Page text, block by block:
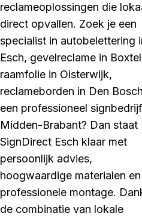
reclameoplossingen die
direct opvallen. Zoek je een
specialist in autobelettering
Esch, gevelreclame in
raamfolie in Oisterwijk,
reclameborden in Den
een professioneel
Midden-Brabant? Dan staat
SignDirect Esch klaar met
persoonlijk advies,
hoogwaardige materialen en
professionele montage.
de combinatie van lokale